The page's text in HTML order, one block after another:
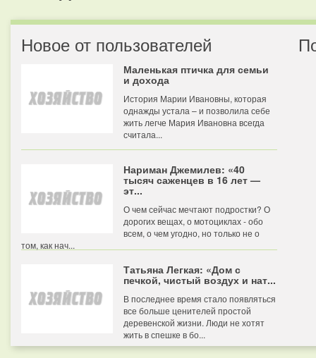
Новое от пользователей
Маленькая птичка для семьи
и дохода
История Марии Ивановны, которая
однажды устала – и позволила себе
жить легче Мария Ивановна всегда
считала...
Нариман Джемилев: «40
тысяч саженцев в 16 лет —
эт...
О чем сейчас мечтают подростки? О
дорогих вещах, о мотоциклах - обо
всем, о чем угодно, но только не о
том, как нач...
Татьяна Легкая: «Дом с
печкой, чистый воздух и нат...
В последнее время стало появляться
все больше ценителей простой
деревенской жизни. Люди не хотят
жить в спешке в бо...